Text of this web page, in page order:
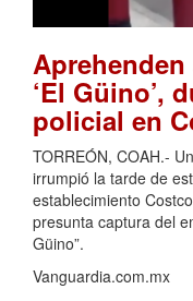
Aprehenden
‘El Güino’,
policial en
TORREÓN, COAH.-
irrumpió la tarde de
establecimiento
presunta captura del
Güino”.
Vanguardia.com.mx